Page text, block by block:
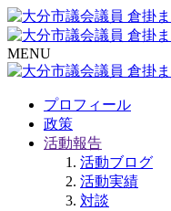
MENU
プロフィール
政策
活動報告
活動ブログ
活動実績
対談